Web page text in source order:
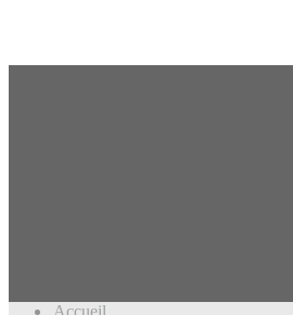
Accueil